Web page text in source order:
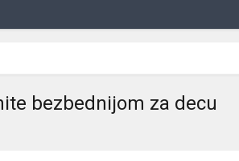
bezbednijom za decu